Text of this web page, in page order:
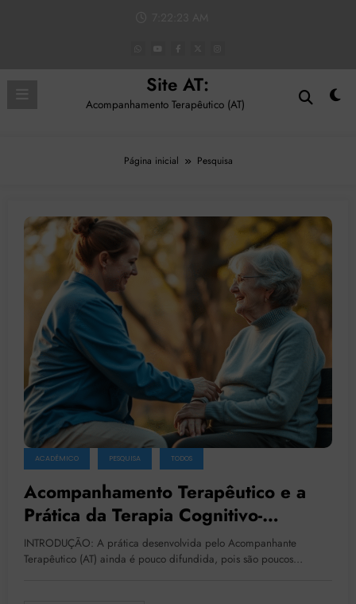
Site AT:
Acompanhamento Terapêutico (AT)
Página inicial Pesquisa
ACADÊMICO PESQUISA TODOS
Acompanhamento Terapêutico e a
Prática da Terapia Cognitivo-
Comportamental: Econtros e
Desencontros
INTRODUÇÃO: A prática desenvolvida pelo Acompanhante
Terapêutico (AT) ainda é pouco difundida, pois são poucos…